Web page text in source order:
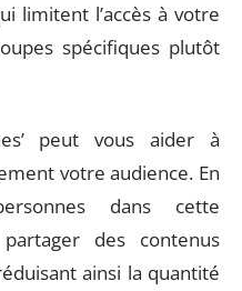
limitent l’accès à votre
spécifiques plutôt
peut vous aider à
votre audience. En
dans cette
des contenus
ainsi la quantité